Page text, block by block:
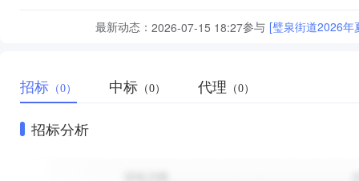
最新动态： 2026-07-15 18:27参与 [璧泉街道2026年
招标 （0） 中标 （0） 代理 （0）
招标分析